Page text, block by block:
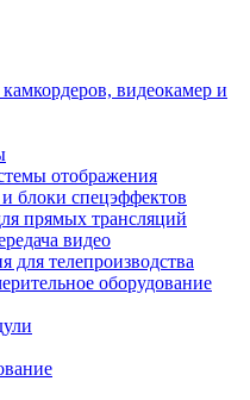
видеокамер и
отображения
блоки спецэффектов
прямых трансляций
видео
для телепроизводства
оборудование